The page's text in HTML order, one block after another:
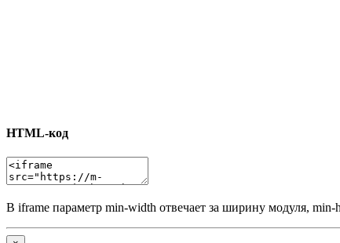
HTML-код
В iframe параметр min-width отвечает за ширину модуля,